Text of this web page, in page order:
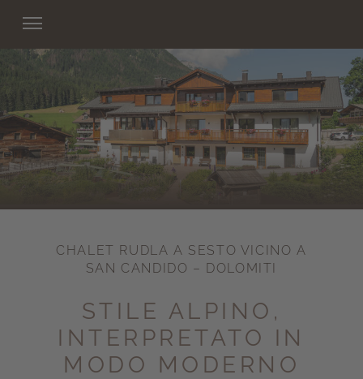
CHALET RUDLA A SESTO VICINO A
SAN CANDIDO – DOLOMITI
STILE ALPINO,
INTERPRETATO IN
MODO MODERNO